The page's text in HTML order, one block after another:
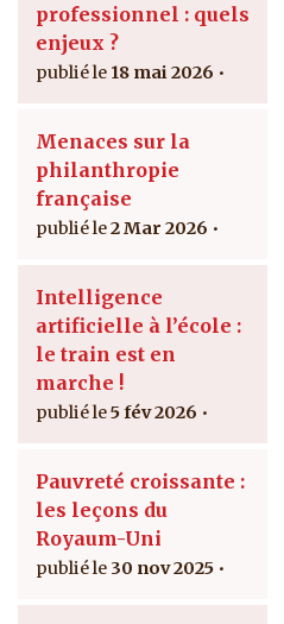
professionnel : quels
enjeux ?
18 mai 2026
Menaces sur la
philanthropie
française
2 Mar 2026
Intelligence
artificielle à l’école :
le train est en
marche !
5 fév 2026
Pauvreté croissante :
les leçons du
Royaum-Uni
30 nov 2025